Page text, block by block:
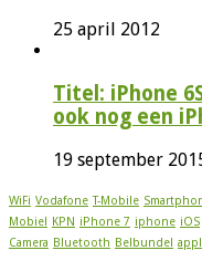
25 april 2012
Titel: iPhone
ook nog een
19 september
WiFi Vodafone T-Mobile
Mobiel KPN iPhone 7 iphone iOS
Camera Bluetooth Belbundel